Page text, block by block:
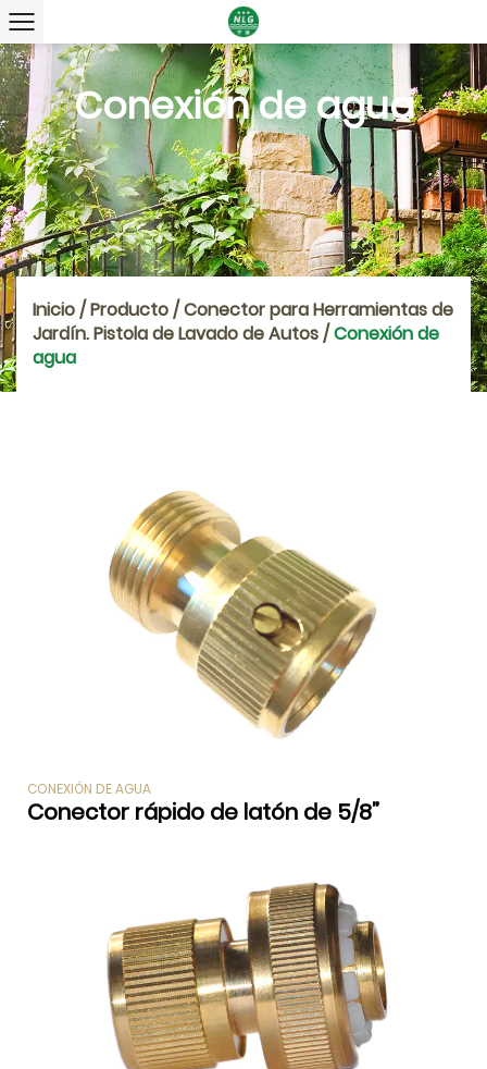
Conexión de agua
Inicio/Producto/Conector para Herramientas de
Jardín. Pistola de Lavado de Autos/Conexión de
agua
CONEXIÓN DE AGUA
Conector rápido de latón de 5/8”